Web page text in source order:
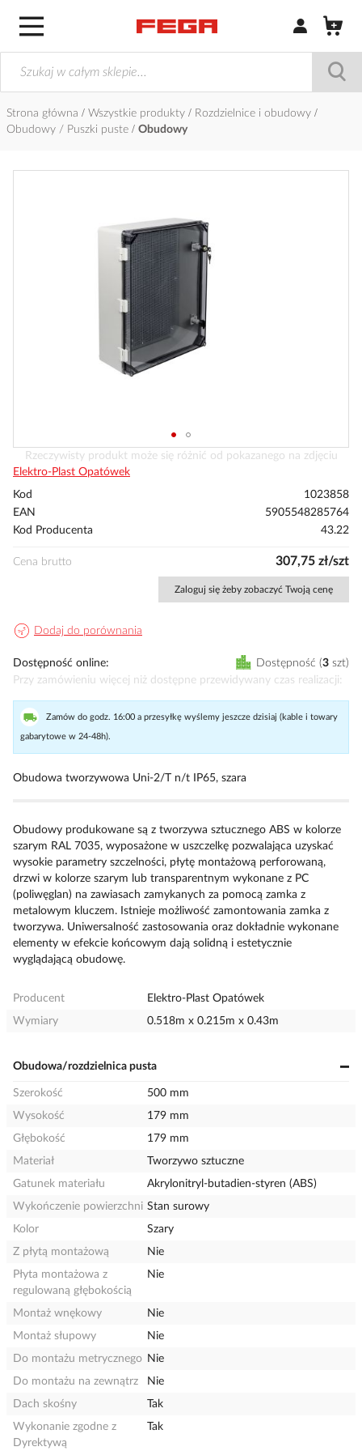
Zaloguj się /
Strona główna Wszystkie produkty
Rozdzielnice i obudowy
Obudowy / Puszki puste
Obudowy
Przejdź
na
początek
Rzeczywisty produkt może się różnić od pokazanego na zdjęciu
Elektro-Plast Opatówek
Kod
1023858
EAN
5905548285764
Kod Producenta
43.22
Cena brutto 307,75 zł/szt
Zaloguj się żeby zobaczyć Twoją cenę
Dodaj do porównania
Dostępność online Dostępność 3 szt
Przy zamówieniu więcej niż dostępne przewidywany czas realizacji
Zamów do godz. 16:00 a przesyłkę wyślemy jeszcze dzisiaj (kable i towary
gabarytowe w 24-48h).
Obudowa tworzywowa Uni-2/T n/t IP65, szara
Obudowy produkowane są z tworzywa sztucznego ABS w kolorze
szarym RAL 7035, wyposażone w uszczelkę pozwalająca uzyskać
wysokie parametry szczelności, płytę montażową perforowaną,
drzwi w kolorze szarym lub transparentnym wykonane z PC
(poliwęglan) na zawiasach zamykanych za pomocą zamka z
metalowym kluczem. Istnieje możliwość zamontowania zamka z
tworzywa. Uniwersalność zastosowania oraz dokładnie wykonane
elementy w efekcie końcowym dają solidną i estetycznie
wyglądającą obudowę.
Producent
Elektro-Plast Opatówek
Wymiary
0.518m x 0.215m x 0.43m
Obudowa/rozdzielnica pusta
Szerokość
500 mm
Wysokość
179 mm
Głębokość
179 mm
Materiał
Tworzywo sztuczne
Gatunek materiału
Akrylonitryl-butadien-styren (ABS)
Wykończenie powierzchni Stan surowy
Kolor
Szary
Z płytą montażową
Nie
Płyta montażowa z
regulowaną głębokością
Nie
Montaż wnękowy
Nie
Montaż słupowy
Nie
Do montażu metrycznego Nie
Do montażu na zewnątrz
Nie
Dach skośny
Tak
Wykonanie zgodne z
Dyrektywą
Tak